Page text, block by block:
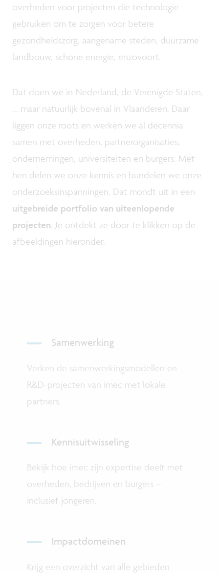
overheden voor projecten die technologie
gebruiken om te zorgen voor betere
gezondheidszorg, aangename steden, duurzame
landbouw, schone energie, enzovoort.
Dat doen we in Nederland, de Verenigde Staten,
... maar natuurlijk bovenal in Vlaanderen. Daar
liggen onze roots en werken we al decennia
samen met overheden, partnerorganisaties,
ondernemingen, universiteiten en burgers. Met
hen delen we onze kennis en bundelen we onze
onderzoeksinspanningen. Dat mondt uit in een
uitgebreide portfolio van uiteenlopende
projecten. Je ontdekt ze door te klikken op de
afbeeldingen hieronder.
Samenwerking
Verken de samenwerkingsmodellen en
R&D-projecten van imec met lokale
partners.
Kennisuitwisseling
Bekijk hoe imec zijn expertise deelt met
overheden, bedrijven en burgers –
inclusief jongeren.
Impactdomeinen
Krijg een overzicht van alle gebieden